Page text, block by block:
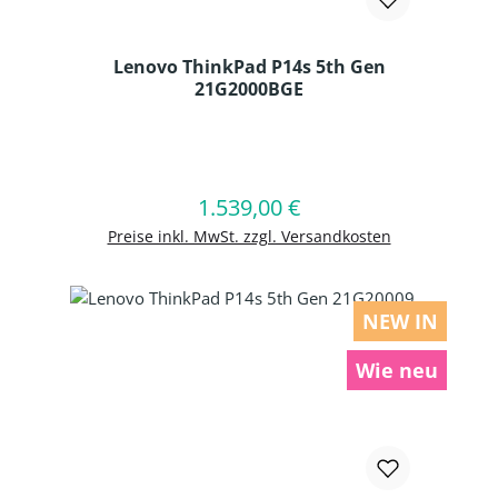
Lenovo ThinkPad P14s 5th Gen
21G2000BGE
Regulärer Preis:
1.539,00 €
Preise inkl. MwSt. zzgl. Versandkosten
In den Warenkorb
NEW IN
Wie neu